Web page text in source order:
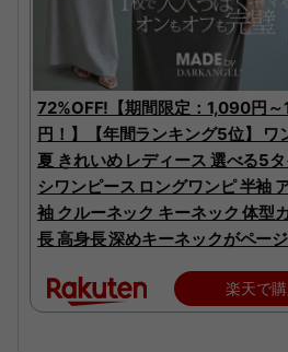
72%OFF!【期間限定：1,090円
円！】【年間ランキング5位】 ワ
夏 きれいめ レディース 選べる5
シワンピース ロングワンピ 半袖
袖 クルーネック キーネック 体型
長 高身長 深めキーネックがペー
楽天で購